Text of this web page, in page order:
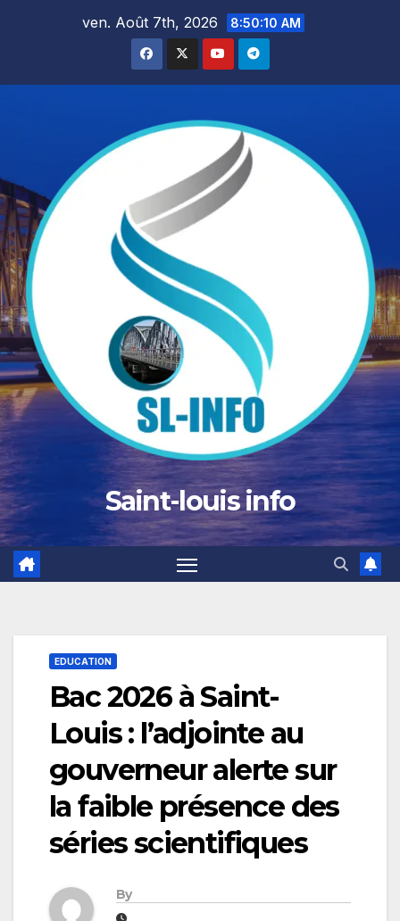
ven. Août 7th, 2026 8:50:11 AM
Saint-louis info
EDUCATION
Bac 2026 à Saint-
Louis : l’adjointe au
gouverneur alerte sur
la faible présence des
séries scientifiques
By